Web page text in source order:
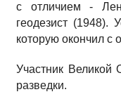
с отличием -
геодезист (1948).
которую окончил с
Участник Великой
разведки.